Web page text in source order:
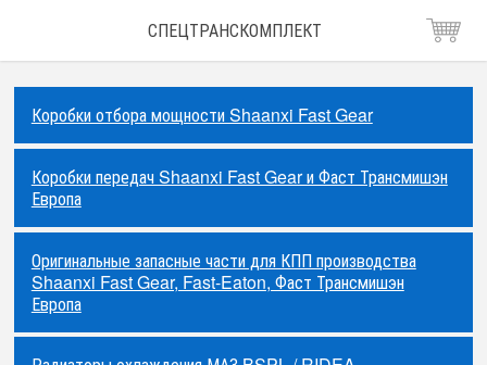
СПЕЦТРАНСКОМПЛЕКТ
Коробки отбора мощности Shaanxi Fast Gear
Коробки передач Shaanxi Fast Gear и Фаст Трансмишэн
Европа
Оригинальные запасные части для КПП производства
Shaanxi Fast Gear, Fast-Eaton, Фаст Трансмишэн
Европа